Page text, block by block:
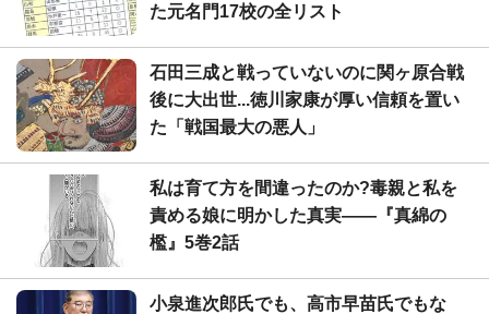
た元名門17校の全リスト
石田三成と戦っていないのに関ヶ原合戦
後に大出世...徳川家康が厚い信頼を置い
た「戦国最大の悪人」
私は育て方を間違ったのか?毒親と私を
責める娘に明かした真実――『真綿の
檻』5巻2話
小泉進次郎氏でも、高市早苗氏でもな